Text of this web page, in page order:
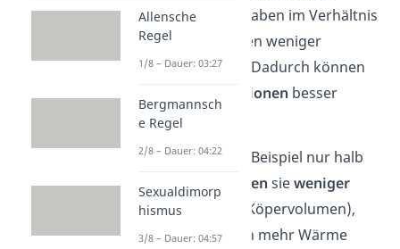
Wärme. Denn sie haben im Verhältnis
zum Körpervolumen weniger
Körperoberfläche. Dadurch können
kälteren Regionen besser
überleben.
Sind die Tiere zum Beispiel nur halb
so groß,produzieren sieweniger
Wärme(kleineres Köpervolumen),
verlieren aber auch mehr Wärme
Allensche
Regel
1/8 – Dauer: 03:27
Bergmannsch
e Regel
2/8 – Dauer: 04:22
Sexualdimorp
hismus
3/8 – Dauer: 04:57